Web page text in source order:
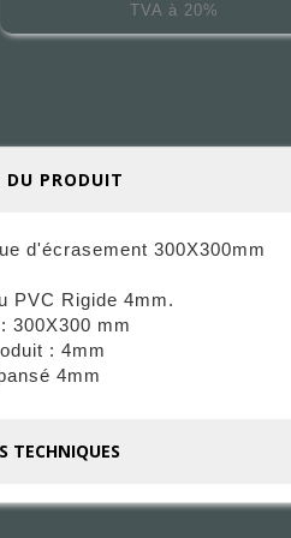
TVA à 20%
DU PRODUIT
d'écrasement 300X300mm
PVC Rigide 4mm.
300X300 mm
: 4mm
4mm
TECHNIQUES